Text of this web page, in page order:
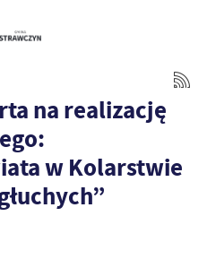
na realizację
w Kolarstwie